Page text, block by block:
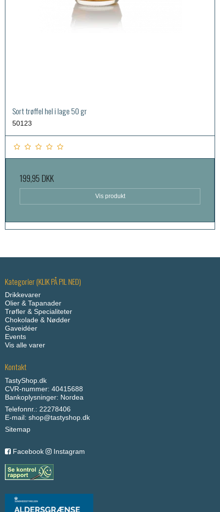
Sort trøffel hel i lage 50 gr
50123
199,95 DKK
Vis produkt
Kategorier (KLIK PÅ PIL NED)
Drikkevarer
Olier & Tapanader
Trøfler & Specialiteter
Chokolade & Nødder
Gaveidéer
Events
Vis alle varer
Kontakt
TastyShop.dk
CVR-nummer: 40415688
Bankoplysninger: Nordea
Telefonnr.: 22278406
E-mail: shop@tastyshop.dk
Sitemap
Facebook Instagram